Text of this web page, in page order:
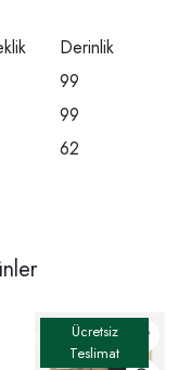
Derinlik
99
99
62